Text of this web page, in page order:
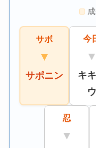
サボ
▼
サポニン
今
▼
キ
ウ
忍
▼